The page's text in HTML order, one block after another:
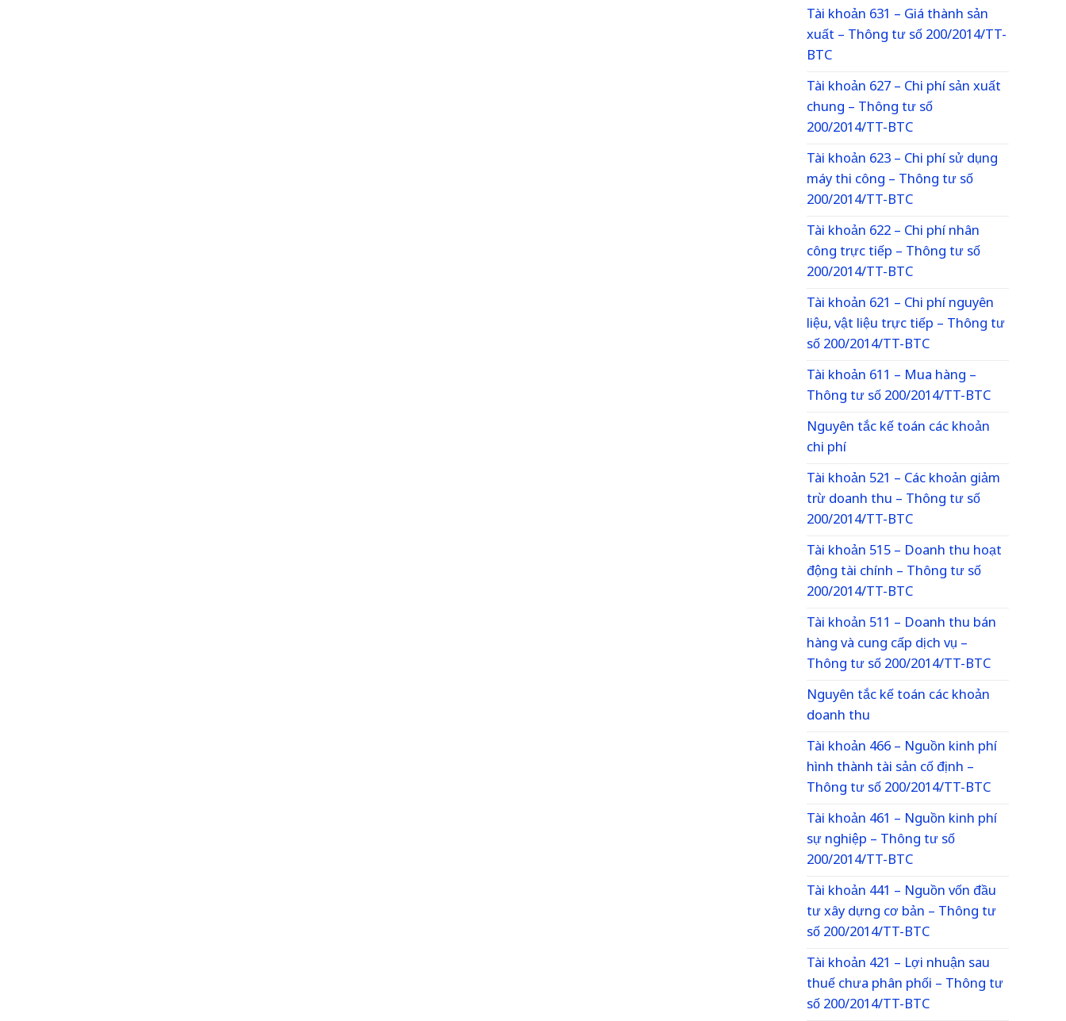
Tài khoản 631 – Giá thành sản
xuất – Thông tư số 200/2014/TT-
BTC
Tài khoản 627 – Chi phí sản xuất
chung – Thông tư số
200/2014/TT-BTC
Tài khoản 623 – Chi phí sử dụng
máy thi công – Thông tư số
200/2014/TT-BTC
Tài khoản 622 – Chi phí nhân
công trực tiếp – Thông tư số
200/2014/TT-BTC
Tài khoản 621 – Chi phí nguyên
liệu, vật liệu trực tiếp – Thông tư
số 200/2014/TT-BTC
Tài khoản 611 – Mua hàng –
Thông tư số 200/2014/TT-BTC
Nguyên tắc kế toán các khoản
chi phí
Tài khoản 521 – Các khoản giảm
trừ doanh thu – Thông tư số
200/2014/TT-BTC
Tài khoản 515 – Doanh thu hoạt
động tài chính – Thông tư số
200/2014/TT-BTC
Tài khoản 511 – Doanh thu bán
hàng và cung cấp dịch vụ –
Thông tư số 200/2014/TT-BTC
Nguyên tắc kế toán các khoản
doanh thu
Tài khoản 466 – Nguồn kinh phí
hình thành tài sản cố định –
Thông tư số 200/2014/TT-BTC
Tài khoản 461 – Nguồn kinh phí
sự nghiệp – Thông tư số
200/2014/TT-BTC
Tài khoản 441 – Nguồn vốn đầu
tư xây dựng cơ bản – Thông tư
số 200/2014/TT-BTC
Tài khoản 421 – Lợi nhuận sau
thuế chưa phân phối – Thông tư
số 200/2014/TT-BTC